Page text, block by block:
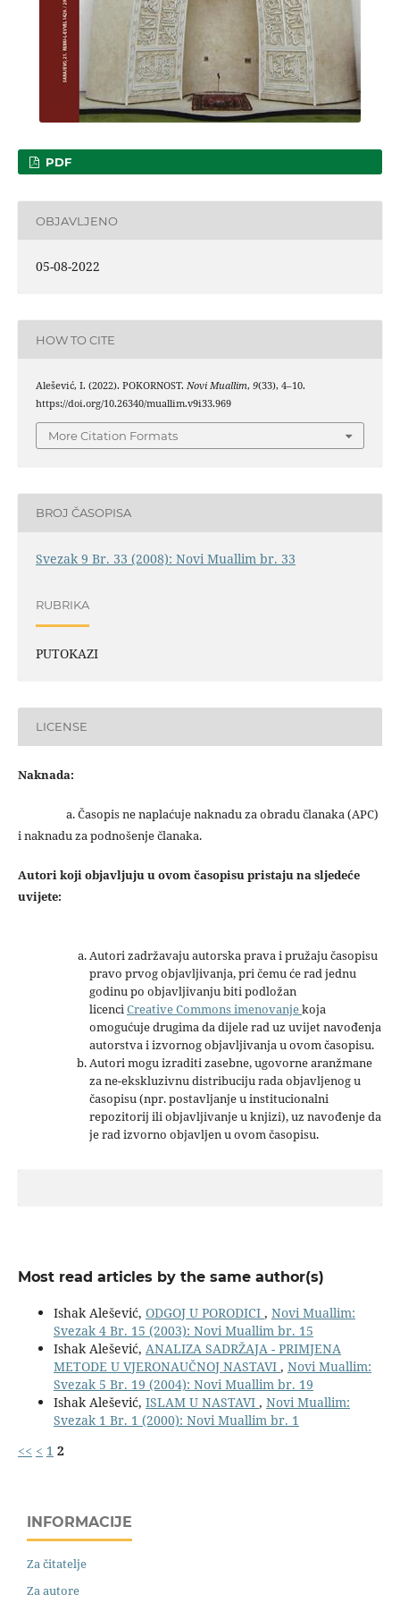
PDF
OBJAVLJENO
05-08-2022
HOW TO CITE
Alešević, I. (2022). POKORNOST. Novi Muallim, 9(33), 4–10.
https://doi.org/10.26340/muallim.v9i33.969
More Citation Formats
BROJ ČASOPISA
Svezak 9 Br. 33 (2008): Novi Muallim br. 33
RUBRIKA
PUTOKAZI
LICENSE
Naknada:
a. Časopis ne naplaćuje naknadu za obradu članaka (APC)
i naknadu za podnošenje članaka.
Autori koji objavljuju u ovom časopisu pristaju na sljedeće
uvijete:
Autori zadržavaju autorska prava i pružaju časopisu
pravo prvog objavljivanja, pri čemu će rad jednu
godinu po objavljivanju biti podložan
licenciCreative Commons imenovanjekoja
omogućuje drugima da dijele rad uz uvijet navođenja
autorstva i izvornog objavljivanja u ovom časopisu.
Autori mogu izraditi zasebne, ugovorne aranžmane
za ne-ekskluzivnu distribuciju rada objavljenog u
časopisu (npr. postavljanje u institucionalni
repozitorij ili objavljivanje u knjizi), uz navođenje da
je rad izvorno objavljen u ovom časopisu.
Most read articles by the same author(s)
Ishak Alešević, ODGOJ U PORODICI , Novi Muallim:
Svezak 4 Br. 15 (2003): Novi Muallim br. 15
Ishak Alešević, ANALIZA SADRŽAJA - PRIMJENA
METODE U VJERONAUČNOJ NASTAVI , Novi Muallim:
Svezak 5 Br. 19 (2004): Novi Muallim br. 19
Ishak Alešević, ISLAM U NASTAVI , Novi Muallim:
Svezak 1 Br. 1 (2000): Novi Muallim br. 1
<< < 1 2
INFORMACIJE
Za čitatelje
Za autore